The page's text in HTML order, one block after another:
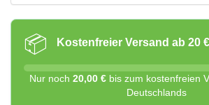
📦 Kostenfreier Versand ab 20
Nur noch 20,00 € bis zum kostenfreien
Deutschlands